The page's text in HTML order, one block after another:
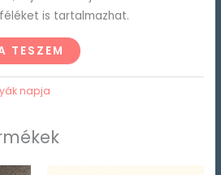
is tartalmazhat.
TESZEM
napja